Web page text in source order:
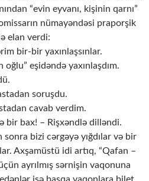
“evin eyvanı, kişinin qarnı”
nümayəndəsi praporşik
elan verdi:
bir-bir yaxınlaşsınlar.
eşidəndə yaxınlaşdım.
soruşdu.
cavab verdim.
bir bax! – Rişxəndlə dilləndi.
bizi cərgəyə yığdılar və bir
Axşamüstü idi artıq, “Qafan –
ayrılmış sərnişin vaqonuna